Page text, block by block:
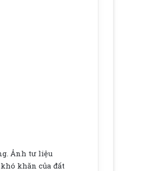
Ảnh tư liệu
khăn của đất